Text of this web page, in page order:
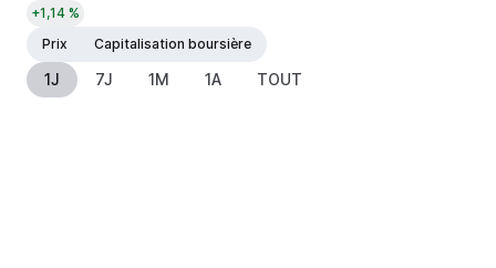
+1,14 %
Prix
Capitalisation boursière
1J 7J 1M 1A TOUT